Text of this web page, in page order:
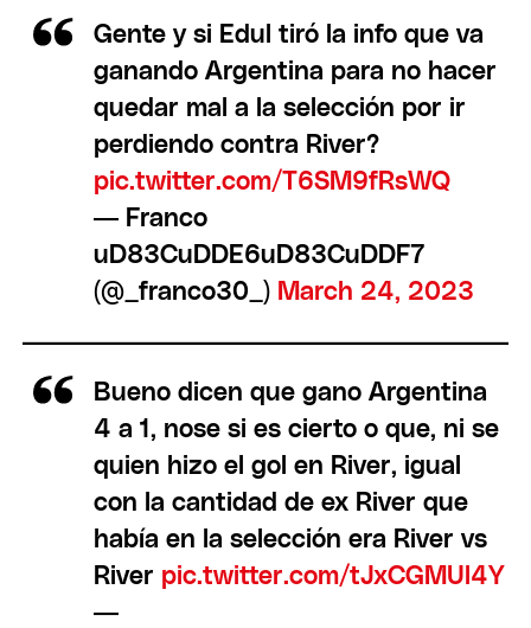
Gente y si Edul tiró la info que va
ganando Argentina para no hacer
quedar mal a la selección por ir
perdiendo contra River?
pic.twitter.com/T6SM9fRsWQ
— Franco
uD83CuDDE6uD83CuDDF7
(@_franco30_) March 24, 2023
Bueno dicen que gano Argentina
4 a 1, nose si es cierto o que, ni se
quien hizo el gol en River, igual
con la cantidad de ex River que
había en la selección era River vs
River pic.twitter.com/tJxCGMUl4Y
—